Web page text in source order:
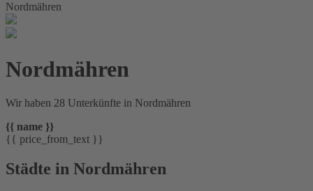
Nordmähren
Nordmähren
Wir haben 28 Unterkünfte in Nordmähren
{{ name }}
{{ price_from_text }}
Städte in Nordmähren